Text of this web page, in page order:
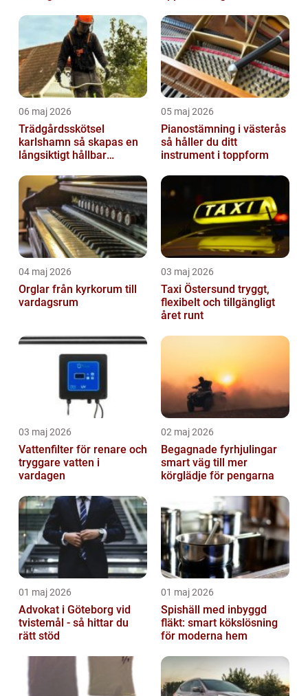
06 maj 2026
Trädgårdsskötsel
karlshamn så skapas en
långsiktigt hållbar
05 maj 2026
Pianostämning i västerås
så håller du ditt
instrument i toppform
04 maj 2026
Orglar från kyrkorum till
vardagsrum
03 maj 2026
Taxi Östersund tryggt,
flexibelt och tillgängligt
året runt
03 maj 2026
Vattenfilter för renare och
tryggare vatten i
vardagen
02 maj 2026
Begagnade fyrhjulingar
smart väg till mer
körglädje för pengarna
01 maj 2026
Advokat i Göteborg vid
tvistemål - så hittar du
rätt stöd
01 maj 2026
Spishäll med inbyggd
fläkt: smart kökslösning
för moderna hem